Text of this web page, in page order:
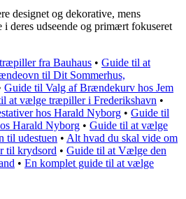
designet og dekorative, mens
i deres udseende og primært fokuseret
fra Bauhaus • Guide til at
til Dit Sommerhus,
Guide til Valg af Brændekurv hos Jem
at vælge træpiller i Frederikshavn •
hos Harald Nyborg • Guide til
Harald Nyborg • Guide til at vælge
til udestuen • Alt hvad du skal vide om
til krydsord • Guide til at Vælge den
• En komplet guide til at vælge